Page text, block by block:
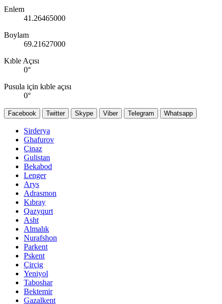
Enlem
41.26465000
Boylam
69.21627000
Kıble Açısı
0°
Pusula için kıble açısı
0°
Facebook Twitter Skype Viber Telegram Whatsapp
Sirderya
Ghafurov
Çinaz
Gulistan
Bekabod
Lenger
Arys
Adrasmon
Kıbray
Qazyqurt
Asht
Almalık
Nurafshon
Parkent
Pskent
Çirçig
Yeniyol
Taboshar
Bektemir
Gazalkent